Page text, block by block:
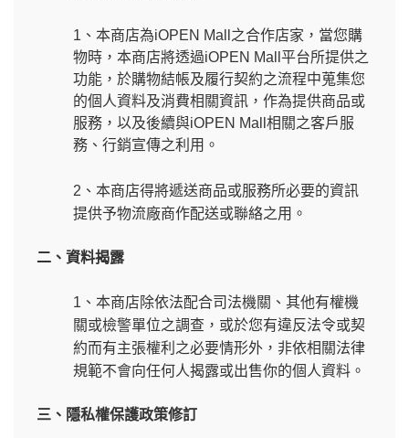
1、本商店為iOPEN Mall之合作店家，當您購
物時，本商店將透過iOPEN Mall 平台所提供之
功能，於購物結帳及履行契約之流程中蒐集您
的個人資料及消費相關資訊，作為提供商品或
服務，以及後續與iOPEN Mall 相關之客戶服
務、行銷宣傳之利用。
2、本商店得將遞送商品或服務所必要的資訊
提供予物流廠商作配送或聯絡之用。
二、 資料揭露
1、本商店除依法配合司法機關、其他有權機
關或檢警單位之調查，或於您有違反法令或契
約而有主張權利之必要情形外，非依相關法律
規範不會向任何人揭露或出售你的個人資料。
三、隱私權保護政策修訂